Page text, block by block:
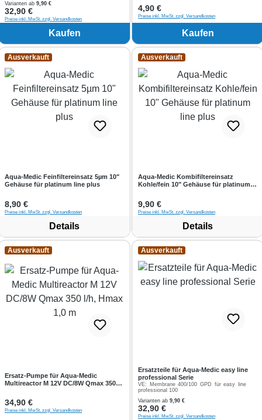
Varianten ab 9,90 €
Regulärer Preis:
32,90 €
Preise inkl. MwSt. zzgl. Versandkosten
Kaufen
Regulärer Preis:
4,90 €
Preise inkl. MwSt. zzgl. Versandkosten
Kaufen
Ausverkauft
Aqua-Medic Feinfiltereinsatz 5µm 10"
Gehäuse für platinum line plus
Regulärer Preis:
8,90 €
Preise inkl. MwSt. zzgl. Versandkosten
Details
Ausverkauft
Aqua-Medic Kombifiltereinsatz
Kohle/fein 10" Gehäuse für platinum
Regulärer Preis:
9,90 €
Preise inkl. MwSt. zzgl. Versandkosten
Details
Ausverkauft
Ersatz-Pumpe für Aqua-Medic
Multireactor M 12V DC/8W Qmax 350
Regulärer Preis:
34,90 €
Preise inkl. MwSt. zzgl. Versandkosten
Ausverkauft
Ersatzteile für Aqua-Medic easy line
professional Serie
VE: Membrane 400/100 GPD für easy line
professional 100
Varianten ab 9,90 €
Regulärer Preis:
32,90 €
Preise inkl. MwSt. zzgl. Versandkosten